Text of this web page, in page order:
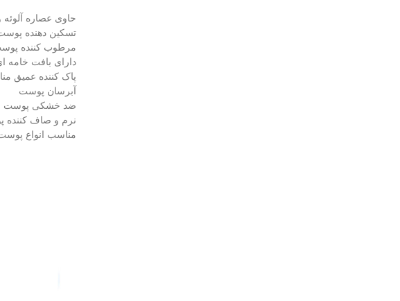
حاوی عصاره آلوئه
تسکین دهنده
مرطوب کننده
دارای بافت خامه
پاک کننده عمیق
آبرسان پوست
ضد خشکی پوست
نرم و صاف کننده
مناسب انواع